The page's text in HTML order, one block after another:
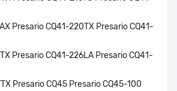
Presario CQ41-220TX Presario CQ41-
Presario CQ41-226LA Presario CQ41-
Presario CQ45 Presario CQ45-100